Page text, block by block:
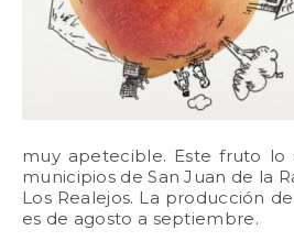
muy apetecible. Este fruto lo
municipios de San Juan de la
Los Realejos. La producción
es de agosto a septiembre.